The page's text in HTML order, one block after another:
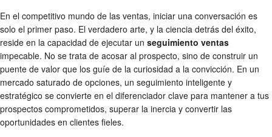
En el competitivo mundo de las ventas, iniciar una conversación es
solo el primer paso. El verdadero arte, y la ciencia detrás del éxito,
reside en la capacidad de ejecutar un seguimiento ventas
impecable. No se trata de acosar al prospecto, sino de construir un
puente de valor que los guíe de la curiosidad a la convicción. En un
mercado saturado de opciones, un seguimiento inteligente y
estratégico se convierte en el diferenciador clave para mantener a tus
prospectos comprometidos, superar la inercia y convertir las
oportunidades en clientes fieles.